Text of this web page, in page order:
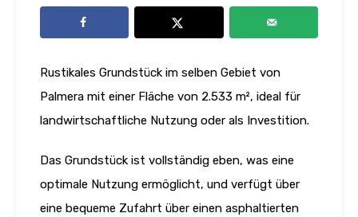
Rustikales Grundstück im selben Gebiet von
Palmera mit einer Fläche von 2.533 m², ideal für
landwirtschaftliche Nutzung oder als Investition.
Das Grundstück ist vollständig eben, was eine
optimale Nutzung ermöglicht, und verfügt über
eine bequeme Zufahrt über einen asphaltierten